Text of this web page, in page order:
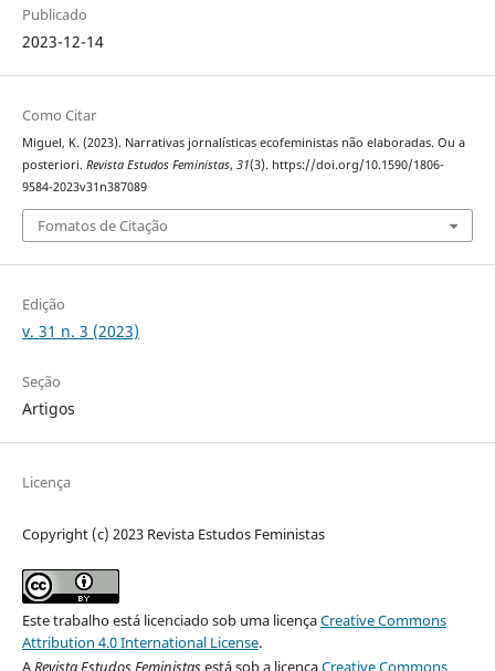
Publicado
2023-12-14
Como Citar
Miguel, K. (2023). Narrativas jornalísticas ecofeministas não elaboradas. Ou a
posteriori. Revista Estudos Feministas, 31(3). https://doi.org/10.1590/1806-
9584-2023v31n387089
Fomatos de Citação
Edição
v. 31 n. 3 (2023)
Seção
Artigos
Licença
Copyright (c) 2023 Revista Estudos Feministas
Este trabalho está licenciado sob uma licençaCreative Commons
Attribution 4.0 International License.
ARevista Estudos Feministasestá sob a licençaCreative Commons